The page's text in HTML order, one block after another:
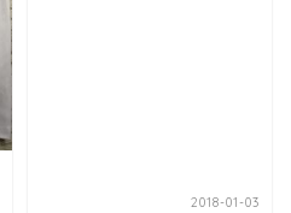
2018-01-03